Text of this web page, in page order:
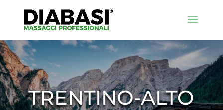
TRENTINO-ALTO